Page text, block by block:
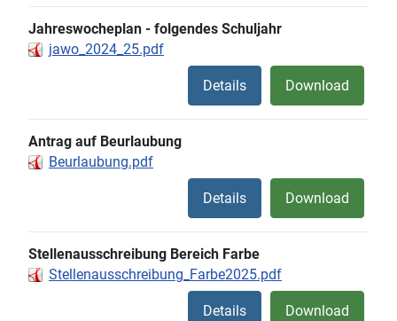
Jahreswocheplan - folgendes Schuljahr
jawo_2024_25.pdf
Download
Details
Antrag auf Beurlaubung
Beurlaubung.pdf
Download
Details
Stellenausschreibung Bereich Farbe
Stellenausschreibung_Farbe2025.pdf
Download
Details